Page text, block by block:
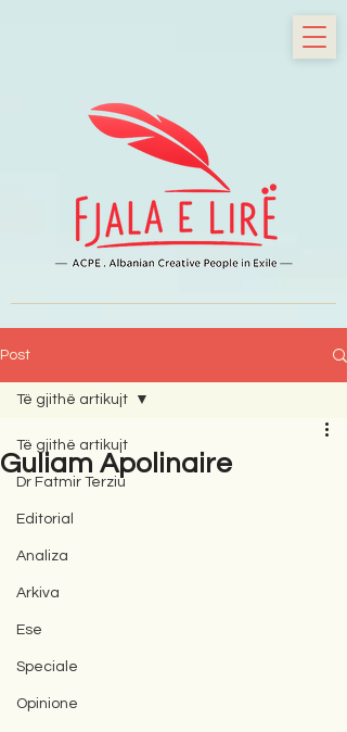
Post
Të gjithë artikujt
Dr Fatmir Terziu
Editorial
Analiza
Arkiva
Ese
Speciale
Opinione
Të gjithë artikujt
Guliam Apolinaire